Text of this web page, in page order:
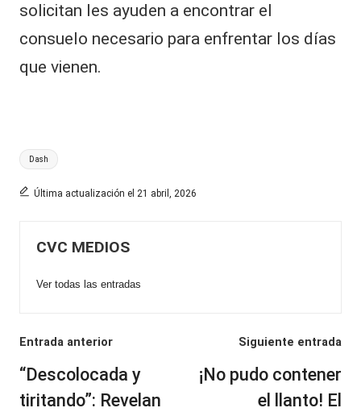
solicitan les ayuden a encontrar el
consuelo necesario para enfrentar los días
que vienen.
Etiquetas:
Dash
Última actualización el 21 abril, 2026
CVC MEDIOS
Ver todas las entradas
Navegación
de
entradas
Entrada anterior
“Descolocada y
tiritando”: Revelan
Siguiente entrada
¡No pudo contener
el llanto! El